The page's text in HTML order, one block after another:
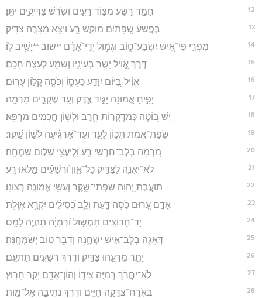
12 חָמַ֣ד רָ֭שָׁע מְצ֣וֹד רָעִ֑ים וְשֹׁ֖רֶשׁ צַדִּיקִ֣ים יִתֵּֽן׃
13 בְּפֶ֣שַׁע שְׂ֭פָתַיִם מוֹקֵ֣שׁ רָ֑ע וַיֵּצֵ֖א מִצָּרָ֣ה צַדִּֽיק׃
14 מִפְּרִ֣י פִי־אִ֭ישׁ יִשְׂבַּע־ט֑וֹב וּגְמ֥וּל יְדֵי־אָ֝דָ֗ם *ישוב **יָשִׁ֥יב לֽוֹ׃
15 דֶּ֣רֶךְ אֱ֭וִיל יָשָׁ֣ר בְּעֵינָ֑יו וְשֹׁמֵ֖עַ לְעֵצָ֣ה חָכָֽם׃
16 אֱוִ֗יל בַּ֭יּוֹם יִוָּדַ֣ע כַּעְס֑וֹ וְכֹסֶ֖ה קָל֣וֹן עָרֽוּם׃
17 יָפִ֣יחַ אֱ֭מוּנָה יַגִּ֣יד צֶ֑דֶק וְעֵ֖ד שְׁקָרִ֣ים מִרְמָֽה׃
18 יֵ֣שׁ בּ֭וֹטֶה כְּמַדְקְר֣וֹת חָ֑רֶב וּלְשׁ֖וֹן חֲכָמִ֣ים מַרְפֵּֽא׃
19 שְֽׂפַת־אֱ֭מֶת תִּכּ֣וֹן לָעַ֑ד וְעַד־אַ֝רְגִּ֗יעָה לְשׁ֣וֹן שָֽׁקֶר׃
20 מִ֭רְמָה בְּלֶב־חֹ֣רְשֵׁי רָ֑ע וּֽלְיֹעֲצֵ֖י שָׁל֣וֹם שִׂמְחָֽה׃
21 לֹא־יְאֻנֶּ֣ה לַצַּדִּ֣יק כָּל־אָ֑וֶן וּ֝רְשָׁעִ֗ים מָ֣לְאוּ רָֽע׃
22 תּוֹעֲבַ֣ת יְ֭הוָה שִׂפְתֵי־שָׁ֑קֶר וְעֹשֵׂ֖י אֱמוּנָ֣ה רְצוֹנֽוֹ׃
23 אָדָ֣ם עָ֭רוּם כֹּ֣סֶה דָּ֑עַת וְלֵ֥ב כְּ֝סִילִ֗ים יִקְרָ֥א אִוֶּֽלֶת׃
24 יַד־חָרוּצִ֥ים תִּמְשׁ֑וֹל ו֝רְמִיָּ֗ה תִּהְיֶ֥ה לָמַֽס׃
25 דְּאָגָ֣ה בְלֶב־אִ֣ישׁ יַשְׁחֶ֑נָּה וְדָבָ֖ר ט֣וֹב יְשַׂמְּחֶֽנָּה׃
26 יָתֵ֣ר מֵרֵעֵ֣הוּ צַדִּ֑יק וְדֶ֖רֶךְ רְשָׁעִ֣ים תַּתְעֵֽם׃
27 לֹא־יַחֲרֹ֣ךְ רְמִיָּ֣ה צֵיד֑וֹ וְהוֹן־אָדָ֖ם יָקָ֣ר חָרֽוּץ׃
28 בְּאֹֽרַח־צְדָקָ֥ה חַיִּ֑ים וְדֶ֖רֶךְ נְתִיבָ֣ה אַל־מָֽוֶת׃